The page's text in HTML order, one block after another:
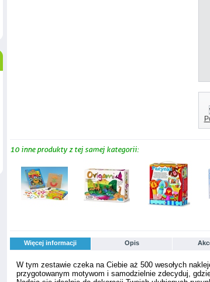
10 inne produkty z tej samej kategorii:
Więcej informacji Opis
W tym zestawie czeka na Ciebie aż 500 wesołych
przygotowanym motywom i samodzielnie zdecyduj,